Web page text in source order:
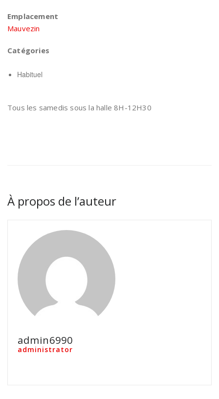
Emplacement
Mauvezin
Catégories
Habituel
Tous les samedis sous la halle 8H-12H30
À propos de l’auteur
admin6990
administrator